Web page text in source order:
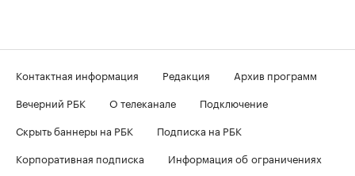
Контактная информация Редакция
Архив программ
Вечерний РБК
О телеканале
Подключение
Скрыть баннеры на РБК
Подписка на РБК
Корпоративная подписка
Информация об ограничениях